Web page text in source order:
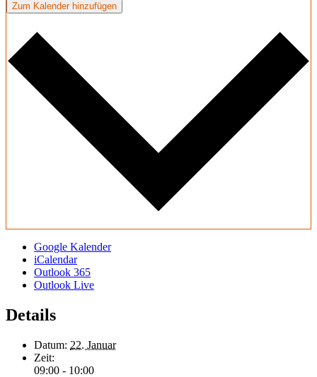
Zum Kalender hinzufügen
Google Kalender
iCalendar
Outlook 365
Outlook Live
Details
Datum: 22. Januar
Zeit:
09:00 - 10:00